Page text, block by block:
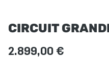
CIRCUIT
2.899,00 €